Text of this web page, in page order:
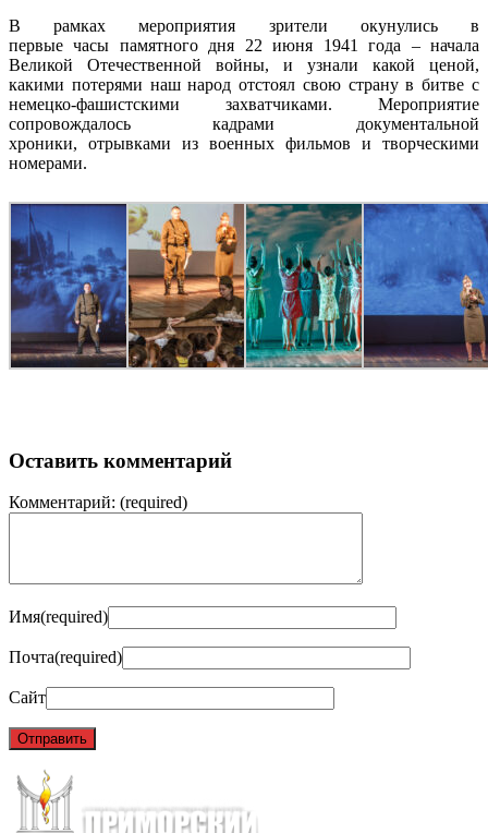
В рамках мероприятия зрители окунулись в
первые часы памятного дня 22 июня 1941 года – начала
Великой Отечественной войны, и узнали какой ценой,
какими потерями наш народ отстоял свою страну в битве с
немецко-фашистскими захватчиками. Мероприятие
сопровождалось кадрами документальной
хроники, отрывками из военных фильмов и творческими
номерами.
Оставить комментарий
Комментарий: (required)
Имя(required)
Почта(required)
Сайт